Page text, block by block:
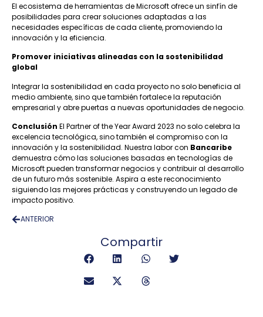
El ecosistema de herramientas de Microsoft ofrece un sinfín de
posibilidades para crear soluciones adaptadas a las
necesidades específicas de cada cliente, promoviendo la
innovación y la eficiencia.
Promover iniciativas alineadas con la sostenibilidad
global
Integrar la sostenibilidad en cada proyecto no solo beneficia al
medio ambiente, sino que también fortalece la reputación
empresarial y abre puertas a nuevas oportunidades de negocio.
Conclusión El Partner of the Year Award 2023 no solo celebra la
excelencia tecnológica, sino también el compromiso con la
innovación y la sostenibilidad. Nuestra labor con Bancaribe
demuestra cómo las soluciones basadas en tecnologías de
Microsoft pueden transformar negocios y contribuir al desarrollo
de un futuro más sostenible. Aspira a este reconocimiento
siguiendo las mejores prácticas y construyendo un legado de
impacto positivo.
ANTERIOR
Compartir